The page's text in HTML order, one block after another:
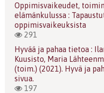
Oppimisvaikeudet,
elämänkulussa :
oppimisvaikeuksista
291
Hyvää ja pahaa tietoa :
Kuusisto, Maria
(toim.) (2021). Hyvä ja
sivua.
197